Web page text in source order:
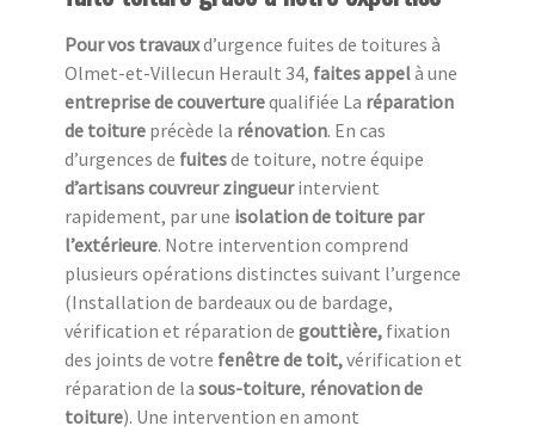
Pour vos travauxd’urgence fuites de toitures à
Olmet-et-Villecun Herault 34, faites appelà une
entreprise de couverturequalifiée La réparation
de toiture précède la rénovation. En cas
d’urgences de fuitesde toiture, notre équipe
d’artisans couvreur zingueurintervient
rapidement, par une isolation de toiture par
l’extérieure. Notre intervention comprend
plusieurs opérations distinctes suivant l’urgence
(Installation de bardeaux ou de bardage,
vérification et réparation de gouttière, fixation
des joints de votre fenêtre de toit,vérification et
réparation de la sous-toiture, rénovation de
toiture). Une intervention en amont